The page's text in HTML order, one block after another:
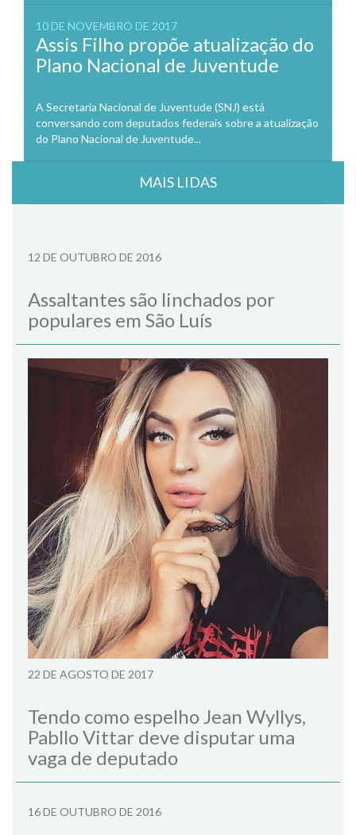
10 DE NOVEMBRO DE 2017
Assis Filho propõe atualização do
Plano Nacional de Juventude
A Secretaria Nacional de Juventude (SNJ) está
conversando com deputados federais sobre a atualização
do Plano Nacional de Juventude...
MAIS LIDAS
12 DE OUTUBRO DE 2016
Assaltantes são linchados por
populares em São Luís
22 DE AGOSTO DE 2017
Tendo como espelho Jean Wyllys,
Pabllo Vittar deve disputar uma
vaga de deputado
16 DE OUTUBRO DE 2016